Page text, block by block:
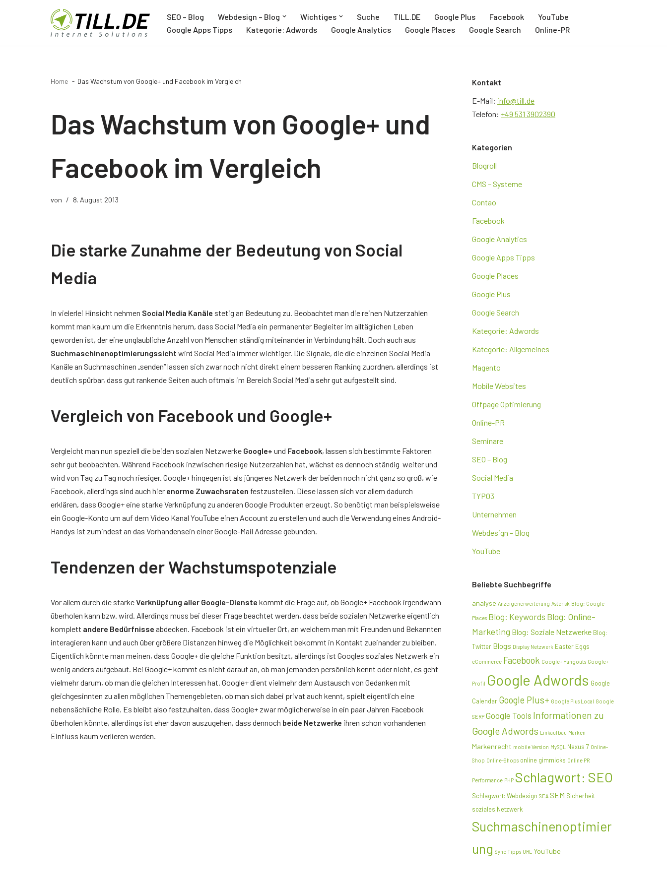
SEO – Blog Webdesign – Blog Wichtiges
Google Tag Manager Agentur
Joachim Schröder
12 Jahre Google Trainer
Rezension
Top Ten Tipps für Google Ads
Top Ten Tipps für My Business
Nützliche Tools
Suche TILL.DE Google Plus Facebook
YouTube
Google Apps Tipps
Kategorie: Adwords Google Analytics Google Places Google Search Online-PR
Home Das Wachstum von Google+ und Facebook im Vergleich
Das Wachstum von Google+ und
Facebook im Vergleich
von 8. August 2013
Die starke Zunahme der Bedeutung von Social
Media
In vielerlei Hinsicht nehmen Social Media Kanäle stetig an Bedeutung zu. Beobachtet man die reinen Nutzerzahlen
kommt man kaum um die Erkenntnis herum, dass Social Media ein permanenter Begleiter im alltäglichen Leben
geworden ist, der eine unglaubliche Anzahl von Menschen ständig miteinander in Verbindung hält. Doch auch aus
Suchmaschinenoptimierungssicht wird Social Media immer wichtiger. Die Signale, die die einzelnen Social Media
Kanäle an Suchmaschinen „senden“ lassen sich zwar noch nicht direkt einem besseren Ranking zuordnen, allerdings ist
deutlich spürbar, dass gut rankende Seiten auch oftmals im Bereich Social Media sehr gut aufgestellt sind.
Vergleich von Facebook und Google+
Vergleicht man nun speziell die beiden sozialen Netzwerke Google+ und Facebook, lassen sich bestimmte Faktoren
sehr gut beobachten. Während Facebook inzwischen riesige Nutzerzahlen hat, wächst es dennoch ständig weiter und
wird von Tag zu Tag noch riesiger. Google+ hingegen ist als jüngeres Netzwerk der beiden noch nicht ganz so groß, wie
Facebook, allerdings sind auch hier enorme Zuwachsraten festzustellen. Diese lassen sich vor allem dadurch
erklären, dass Google+ eine starke Verknüpfung zu anderen Google Produkten erzeugt. So benötigt man beispielsweise
ein Google-Konto um auf dem Video Kanal YouTube einen Account zu erstellen und auch die Verwendung eines Android-
Handys ist zumindest an das Vorhandensein einer Google-Mail Adresse gebunden.
Tendenzen der Wachstumspotenziale
Vor allem durch die starkeVerknüpfung aller Google-Dienste kommt die Frage auf, ob Google+ Facebook irgendwann
überholen kann bzw. wird. Allerdings muss bei dieser Frage beachtet werden, dass beide sozialen Netzwerke eigentlich
komplett andere Bedürfnisse abdecken. Facebook ist ein virtueller Ort, an welchem man mit Freunden und Bekannten
interagieren kann und auch über größere Distanzen hinweg die Möglichkeit bekommt in Kontakt zueinander zu bleiben.
Eigentlich könnte man meinen, dass Google+ die gleiche Funktion besitzt, allerdings ist Googles soziales Netzwerk ein
wenig anders aufgebaut. Bei Google+ kommt es nicht darauf an, ob man jemanden persönlich kennt oder nicht, es geht
vielmehr darum, ob man die gleichen Interessen hat. Google+ dient vielmehr dem Austausch von Gedanken mit
gleichgesinnten zu allen möglichen Themengebieten, ob man sich dabei privat auch kennt, spielt eigentlich eine
nebensächliche Rolle. Es bleibt also festzuhalten, dass Google+ zwar möglicherweise in ein paar Jahren Facebook
überholen könnte, allerdings ist eher davon auszugehen, dass dennoch beide Netzwerke ihren schon vorhandenen
Einfluss kaum verlieren werden.
Kontakt
E-Mail: info@till.de
Telefon: +49 531 3902390
Kategorien
Blogroll
CMS – Systeme
Contao
Facebook
Google Analytics
Google Apps Tipps
Google Places
Google Plus
Google Search
Kategorie: Adwords
Kategorie: Allgemeines
Magento
Mobile Websites
Offpage Optimierung
Online-PR
Seminare
SEO – Blog
Social Media
TYPO3
Unternehmen
Webdesign – Blog
YouTube
Beliebte Suchbegriffe
analyse Anzeigenerweiterung Asterisk Blog: Google
Places Blog: Keywords Blog: Online-
Marketing Blog: Soziale Netzwerke Blog:
Twitter Blogs Display Netzwerk Easter Eggs
eCommerce Facebook Google+ Hangouts Google+
Profil Google Adwords Google
Calendar Google Plus+ Google Plus Local Google
SERP Google Tools Informationen zu
Google Adwords Linkaufbau Marken
Markenrecht mobile Version MySQL Nexus 7 Online-
Shop Online-Shops online gimmicks Online PR
Performance PHP Schlagwort: SEO
Schlagwort: Webdesign SEA SEM Sicherheit
soziales Netzwerk
Suchmaschinenoptimier
ung Sync Tipps URL YouTube